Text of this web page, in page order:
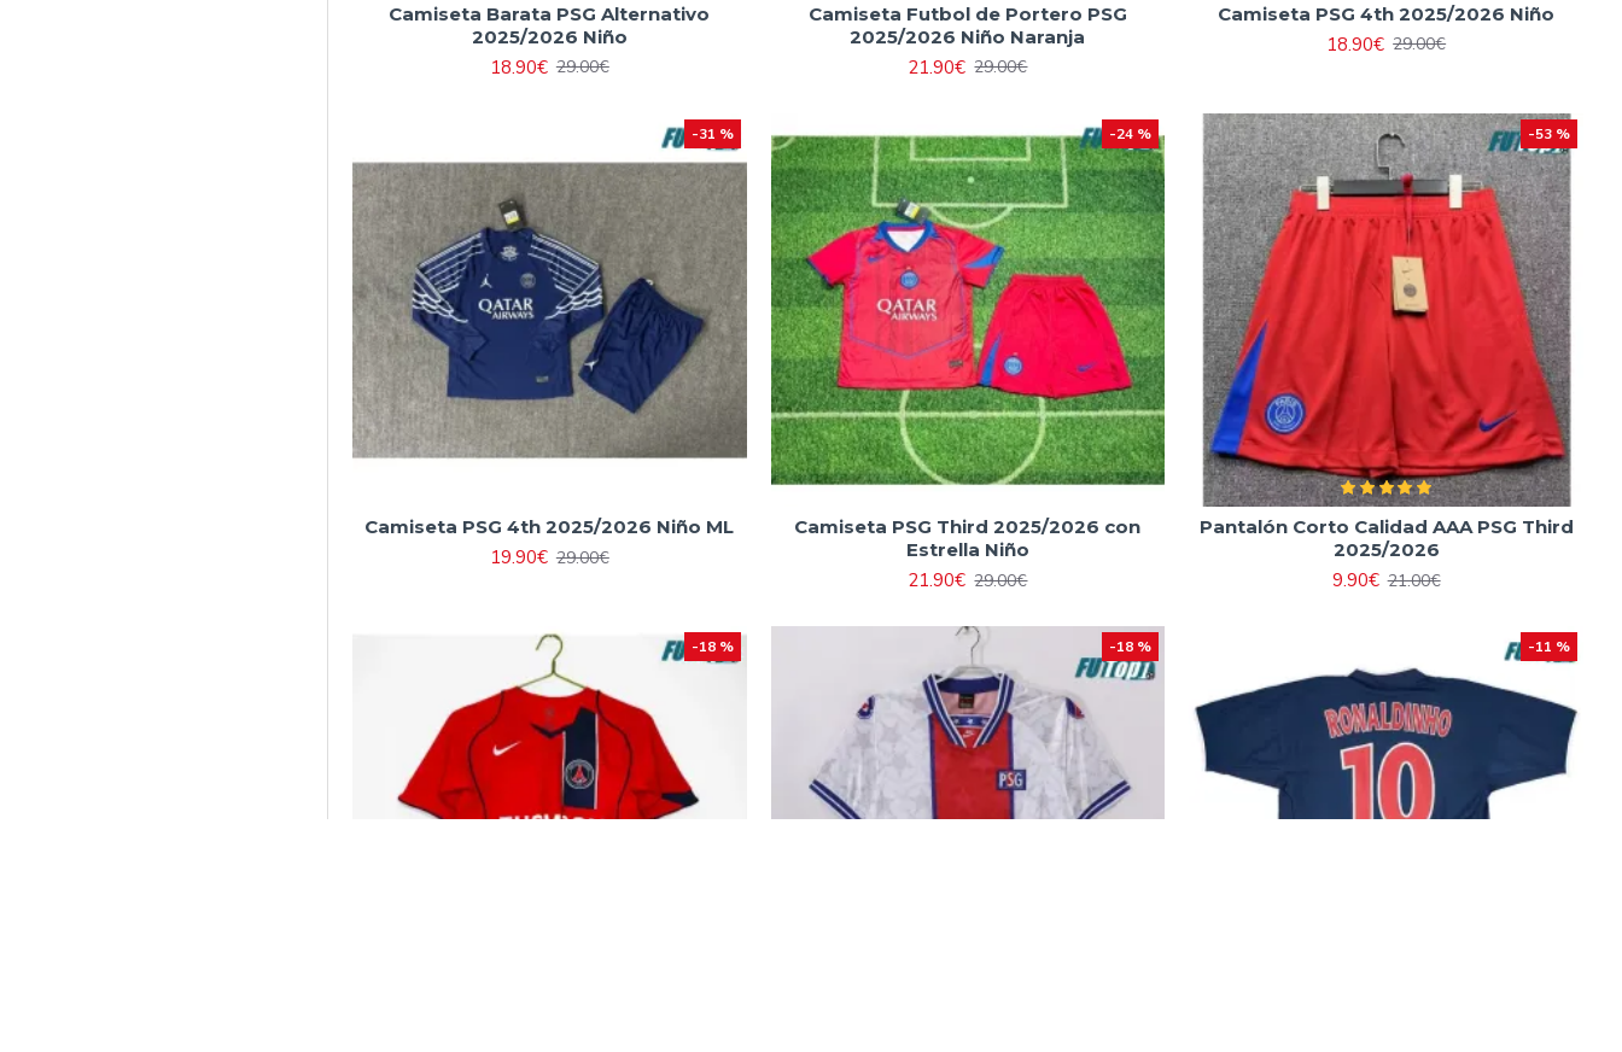
Camiseta Barata PSG Alternativo
2025/2026 Niño
18.90€ 29.00€
Camiseta Futbol de Portero PSG
2025/2026 Niño Naranja
21.90€ 29.00€
Camiseta PSG 4th 2025/2026 Niño
18.90€ 29.00€
-31 %
Camiseta PSG 4th 2025/2026 Niño ML
19.90€ 29.00€
-24 %
Camiseta PSG Third 2025/2026 con
Estrella Niño
21.90€ 29.00€
-53 %
Pantalón Corto Calidad AAA PSG Third
2025/2026
9.90€ 21.00€
-18 % -18 % -11 %